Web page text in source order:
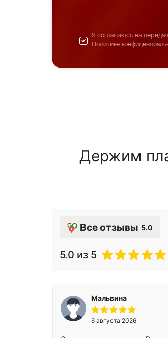
Я соглашаюсь на
Политике
Держим
Все отзывы 5.0
5.0 из 5
Мальвина
6 августа 2026